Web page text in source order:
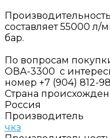
составляет 55000 л/
бар.
По вопросам
ОВА-3300 с
номер +7 (904) 812-
Страна
Россия
Производитель
чкз